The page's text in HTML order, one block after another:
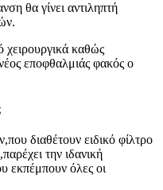
θα γίνει αντιληπτή
χειρουργικά καθώς
εποφθαλμιάς φακός ο
διαθέτουν ειδικό φίλτρο
την ιδανική
εκπέμπουν όλες οι